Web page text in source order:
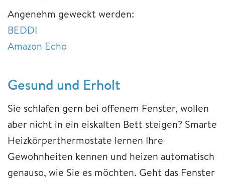
Angenehm geweckt werden:
BEDDI
Amazon Echo
Gesund und Erholt
Sie schlafen gern bei offenem Fenster, wollen
aber nicht in ein eiskalten Bett steigen? Smarte
Heizkörperthermostate lernen Ihre
Gewohnheiten kennen und heizen automatisch
genauso, wie Sie es möchten. Geht das Fenster